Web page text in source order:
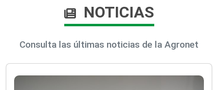
NOTICIAS
Consulta las últimas noticias de la Agronet